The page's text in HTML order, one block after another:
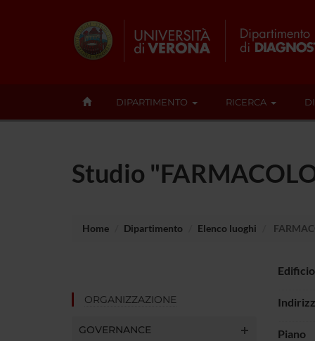
DIPARTIMENTO RICERCA
Studio
Home Dipartimento Elenco luoghi
ORGANIZZAZIONE
GOVERNANCE
Edificio
Piano